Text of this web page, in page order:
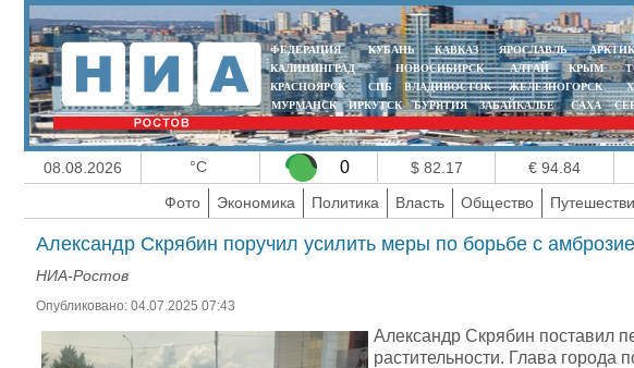
ФЕДЕРАЦИЯ КУБАНЬ КАВКАЗ ЯРОСЛАВЛЬ
КАЛИНИНГРАД
НОВОСИБИРСК АЛТАЙ КРЫМ
КРАСНОЯРСК
СПБ ВЛАДИВОСТОК ЖЕЛЕЗНОГОРСК
МУРМАНСК
ИРКУТСК БУРЯТИЯ ЗАБАЙКАЛЬЕ САХА
08.08.2026 °C 0 $ 82.17
€ 94.84
Фото
Экономика Политика Власть Общество
Александр Скрябин поручил усилить меры по борьбе с
НИА-Ростов
Опубликовано: 04.07.2025 07:43
Александр Скрябин поставил
растительности. Глава города